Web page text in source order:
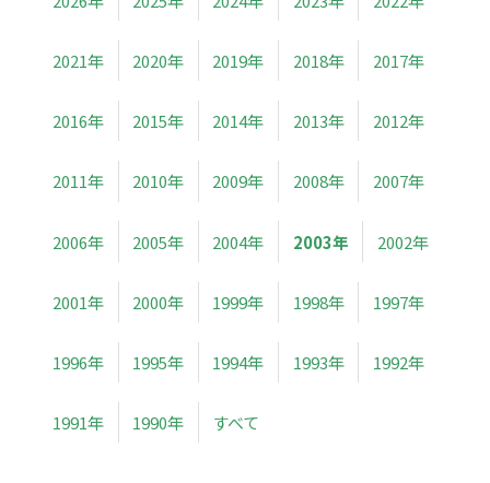
2021年 2020年 2019年 2018年 2017年
2016年 2015年 2014年 2013年 2012年
2011年 2010年 2009年 2008年 2007年
2006年 2005年 2004年 2003年 2002年
2001年 2000年 1999年 1998年 1997年
1996年 1995年 1994年 1993年 1992年
1991年 1990年 すべて